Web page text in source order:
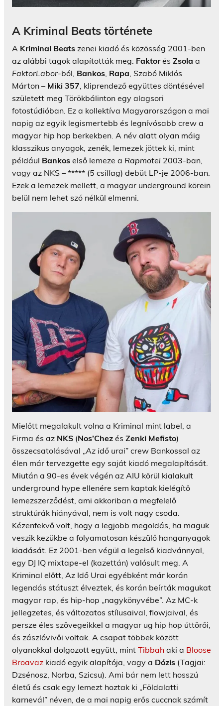
A Kriminal Beats története
A Kriminal Beats zenei kiadó és közösség 2001-ben
az alábbi tagok alapították meg: Faktorés Zsola a
FaktorLabor-ból, Bankos, Rapa, Szabó Miklós
Márton – Miki 357, kliprendező együttes döntésével
született meg Törökbálinton egy alagsori
fotostúdióban. Ez a kollektíva Magyarországon a mai
napig az egyik legismertebb és legnívósabb crew a
magyar hip hop berkekben. A név alatt olyan máig
klasszikus anyagok, zenék, lemezek jöttek ki, mint
például Bankos első lemeze a Rapmotel 2003-ban,
vagy az NKS – ***** (5 csillag) debüt LP-je 2006-ban.
Ezek a lemezek mellett, a magyar underground körein
belül nem lehet szó nélkül elmenni.
Mielőtt megalakult volna a Kriminal mint label, a
Firma és az NKS (Nos’Chez és Zenki Mefisto)
összecsatolásával „ Az idő urai” crew Bankossal az
élen már tervezgette egy saját kiadó megalapítását.
Miután a 90-es évek végén az AIU körül kialakult
underground hype ellenére sem kaptak kielégítő
lemezszerződést, ami akkoriban a megfelelő
struktúrák hiányával, nem is volt nagy csoda.
Kézenfekvő volt, hogy a legjobb megoldás, ha maguk
veszik kezükbe a folyamatosan készülő hanganyagok
kiadását. Ez 2001-ben végül a legelső kiadvánnyal,
egy DJ IQ mixtape-el (kazettán) valósult meg. A
Kriminal előtt, Az Idő Urai egyébként már korán
legendás státuszt élveztek, és korán beírták magukat
magyar rap, és hip-hop „nagykönyvébe”. Az MC-k
jellegzetes, és változatos stílusaival, flowjaival, és
persze éles szövegeikkel a magyar ug hip hop úttörői,
és zászlóvivői voltak. A csapat többek között
olyanokkal dolgozott együtt, mint Tibbah aki a Bloose
Broavaz kiadó egyik alapítója, vagy a Dózis (Tagjai:
Dzsénosz, Norba, Szicsu). Ami bár nem lett hosszú
életű és csak egy lemezt hoztak ki „Földalatti
karnevál” néven, de a mai napig erős cuccnak számít